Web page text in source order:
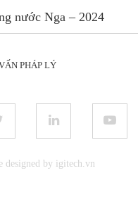
nước Nga – 2024
by igitech.vn
PHÁP LÝ